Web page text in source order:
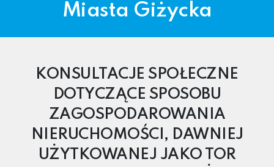
Miasta Giżycka
KONSULTACJE SPOŁECZNE
DOTYCZĄCE SPOSOBU
ZAGOSPODAROWANIA
NIERUCHOMOŚCI, DAWNIEJ
UŻYTKOWANEJ JAKO TOR